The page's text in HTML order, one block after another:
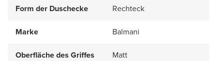
Form der Duschecke Rechteck
Marke Balmani
Oberfläche des Griffes Matt